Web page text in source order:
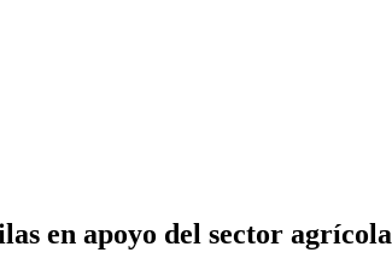
en apoyo del sector agrícola